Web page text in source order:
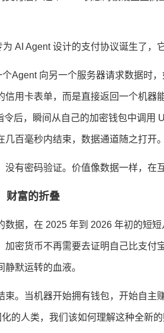
AI Agent 设计的支付协议诞生了，
Agent 向另一个服务器请求数据时
信用卡表单，而是直接返回一个机器
令后，瞬间从自己的加密钱包中调用
几百毫秒内结束，数据通道随之打开
没有密码验证。价值像数据一样，在
财富的折叠
数据，在 2025 年到 2026 年初的短
加密货币不再需要去证明自己比支付
默运转的血液。
束。当机器开始拥有钱包，开始自主
化的人类，我们该如何理解这种全新